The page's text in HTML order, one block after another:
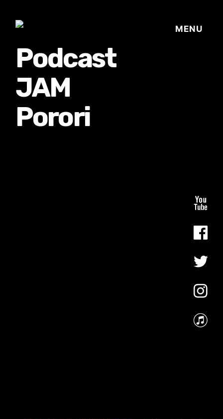
る、キャラクタープロジェク
ト・JAMKitchenのこぼれ
話。毎週公開しているアニメ